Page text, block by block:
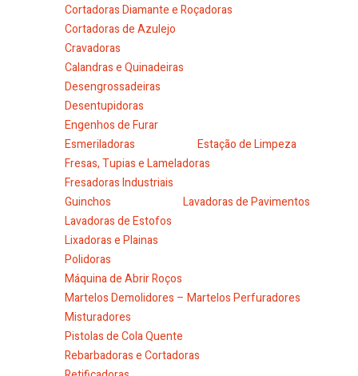
Cortadoras Diamante e Roçadoras
Cortadoras de Azulejo
Cravadoras
Calandras e Quinadeiras
Desengrossadeiras
Desentupidoras
Engenhos de Furar
Esmeriladoras
Estação de Limpeza
Fresas, Tupias e Lameladoras
Fresadoras Industriais
Guinchos
Lavadoras de Pavimentos
Lavadoras de Estofos
Lixadoras e Plainas
Polidoras
Máquina de Abrir Roços
Martelos Demolidores – Martelos Perfuradores
Misturadores
Pistolas de Cola Quente
Rebarbadoras e Cortadoras